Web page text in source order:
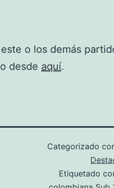
o los demás
desde aquí.
Categorizado
Etiquetado